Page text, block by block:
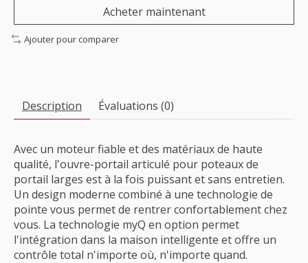
Acheter maintenant
Ajouter pour comparer
Description Évaluations (0)
Avec un moteur fiable et des matériaux de haute
qualité, l'ouvre-portail articulé pour poteaux de
portail larges est à la fois puissant et sans entretien.
Un design moderne combiné à une technologie de
pointe vous permet de rentrer confortablement chez
vous. La technologie myQ en option permet
l'intégration dans la maison intelligente et offre un
contrôle total n'importe où, n'importe quand.